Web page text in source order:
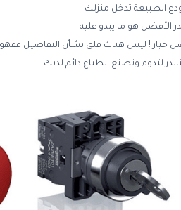
الطبيعة تدخل منزلك
الأفضل هو ما يبدو عليه
خيار ! ليس هناك قلق بشأن التفاصيل ففهو
لتدوم وتصنع انطباع دائم لديك .